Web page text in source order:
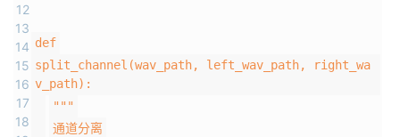
客
论
坛
的
圈
我
的
我
我
的
我
的
技
我
的
12
13
14
15
16
17
18
def
split_channel(wav_path, left_wav_path, right_wa
v_path):
"""
通道分离